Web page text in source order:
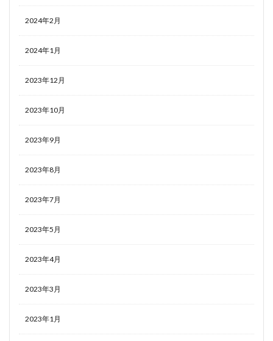
2024年2月
2024年1月
2023年12月
2023年10月
2023年9月
2023年8月
2023年7月
2023年5月
2023年4月
2023年3月
2023年1月